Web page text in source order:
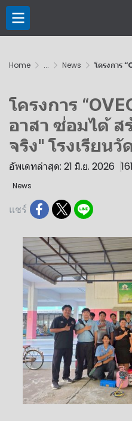
Home ... News โครงการ “OVEC
โครงการ
อาสา ซ่อมได้ ส
จริง" โรงเรียน
อัพเดทล่าสุด: 21 มิ.ย. 2026
News
แชร์